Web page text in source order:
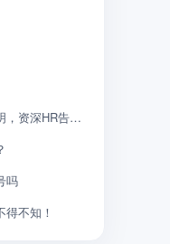
求职空窗期要不要在简历上写明，资深HR告诉你
吗
不知！